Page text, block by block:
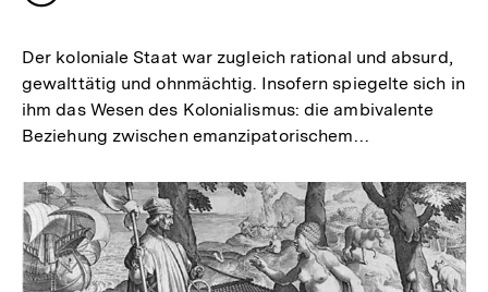
Der koloniale Staat war zugleich rational und absurd,
gewalttätig und ohnmächtig. Insofern spiegelte sich in
ihm das Wesen des Kolonialismus: die ambivalente
Beziehung zwischen emanzipatorischem…